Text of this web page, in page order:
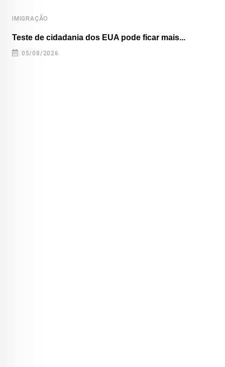
IMIGRAÇÃO
Teste de cidadania dos EUA pode ficar mais...
05/08/2026